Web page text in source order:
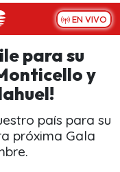
EN VIVO
para su
y
país para su
próxima Gala